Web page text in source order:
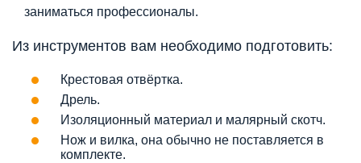
заниматься профессионалы.
Из инструментов вам необходимо подготовить:
Крестовая отвёртка.
Дрель.
Изоляционный материал и малярный скотч.
Нож и вилка, она обычно не поставляется в
комплекте.